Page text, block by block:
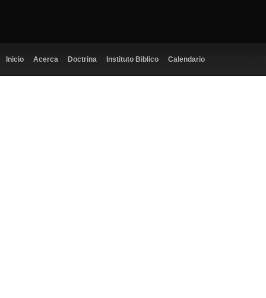
Inicio Acerca Doctrina Instituto Biblico Calendario